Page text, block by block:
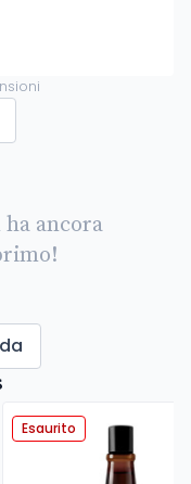
ancora
Esaurito